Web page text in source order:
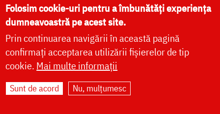
sau pentru Apollon, sau pentru Asclipie,
sau pentru oricare din zei, oare ar fi voit să
moară? Ba nicidecum. Pentru că iubește
viața aceasta. Iar aceștia nu se cruță pe
sine, și îndrăznesc fără de frică la moarte
Folosim cookie-uri pentru a îmbunătăți experiența
dumneavoastră pe acest site.
Prin continuarea navigării în această pagină
confirmați acceptarea utilizării fișierelor de tip
cookie. Mai multe informații
Sunt de acord Nu, mulțumesc